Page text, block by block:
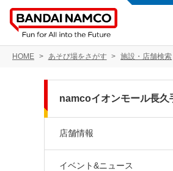
HOME あそび場をさがす 施設・店舗検索
namcoイオンモール長久
店舗情報
イベント&ニュース